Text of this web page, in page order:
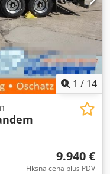
1 / 14
9.940 €
Fiksna cena plus PDV